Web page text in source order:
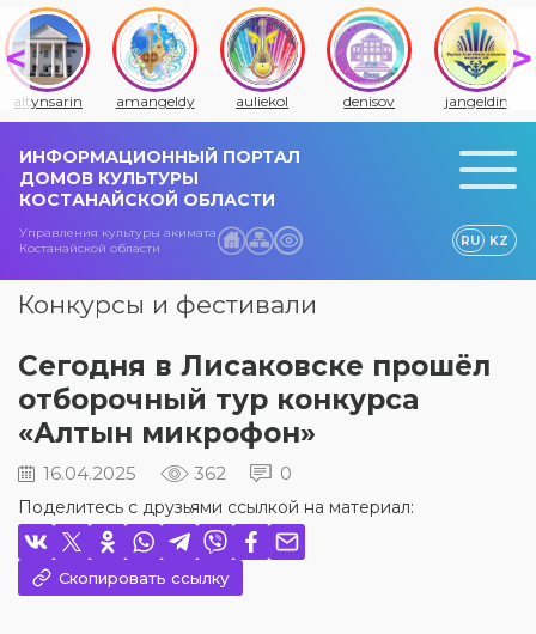
altynsarin amangeldy auliekol denisov jangeldin
ИНФОРМАЦИОННЫЙ ПОРТАЛ
ДОМОВ КУЛЬТУРЫ
КОСТАНАЙСКОЙ ОБЛАСТИ
Управления культуры акимата
Костанайской области
RU KZ
Конкурсы и фестивали
Сегодня в Лисаковске прошёл
отборочный тур конкурса
«Алтын микрофон»
16.04.2025 362 0
Поделитесь с друзьями ссылкой на материал:
Скопировать ссылку